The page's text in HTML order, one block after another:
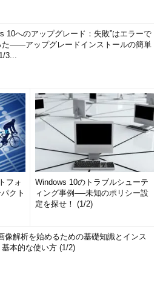
10へのアップグレード：失敗”はエラーで
た――アップグレードインストールの簡単
3...
フォ
クト
Windows 10のトラブルシューテ
ィング事例──未知のポリシー設
定を探せ！ (1/2)
像解析を始めるための基礎知識とインス
基本的な使い方 (1/2)